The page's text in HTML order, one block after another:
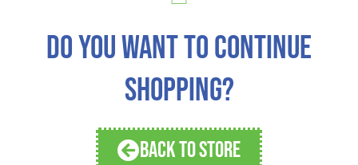
DO YOU WANT TO CONTINUE
SHOPPING?
BACK TO STORE